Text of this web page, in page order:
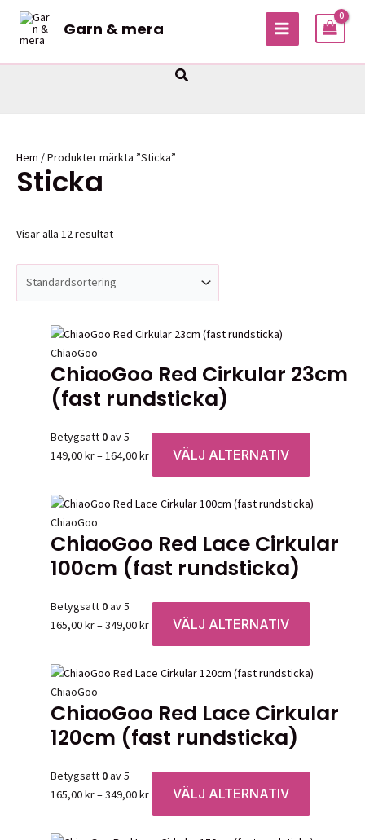
Hoppa
innehåll
Garn & mera
MAIN
Sök
Hem / Produkter märkta ”Sticka”
Sticka
Visar alla 12 resultat
ChiaoGoo
ChiaoGoo Red Cirkular 23cm
(fast rundsticka)
Betygsatt 0av 5
149,00kr– 164,00krPrisintervall:
149,00 kr
164,00 kr
VÄLJ ALTERNATIV
här
har
varianter.
väljas
ChiaoGoo
ChiaoGoo Red Lace Cirkular
100cm (fast rundsticka)
Betygsatt 0av 5
165,00kr–349,00krPrisintervall:
165,00 kr
349,00 kr
VÄLJ ALTERNATIV
här
har
varianter.
väljas
ChiaoGoo
ChiaoGoo Red Lace Cirkular
120cm (fast rundsticka)
Betygsatt 0av 5
165,00kr–349,00krPrisintervall:
165,00 kr
VÄLJ ALTERNATIV
här